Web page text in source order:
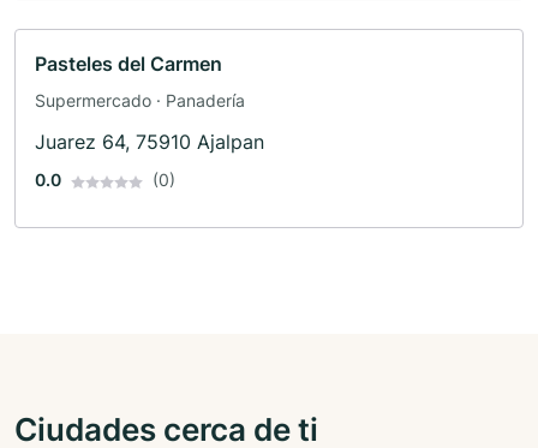
Pasteles del Carmen
Supermercado · Panadería
Juarez 64, 75910 Ajalpan
0.0 (0)
Ciudades cerca de ti